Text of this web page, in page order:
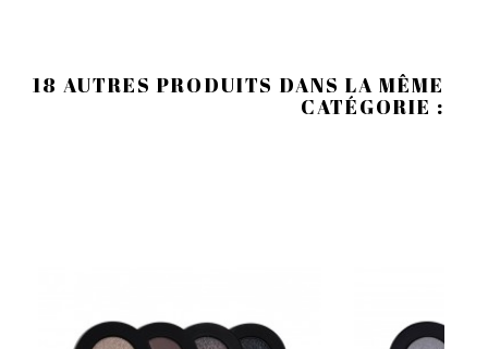
18 AUTRES PRODUITS DANS LA MÊME
CATÉGORIE :